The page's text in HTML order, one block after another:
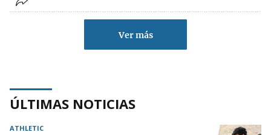
Ver más
ÚLTIMAS NOTICIAS
ATHLETIC